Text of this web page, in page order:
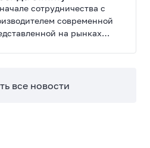
сотрудничества с
современной
на рынках
все новости